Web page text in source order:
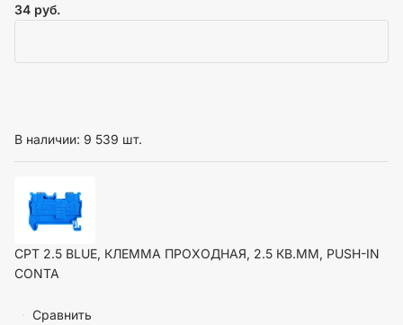
34 руб.
В наличии: 9 539 шт.
CPT 2.5 BLUE, КЛЕММА ПРОХОДНАЯ, 2.5 КВ.ММ, PUSH-IN
CONTA
Сравнить